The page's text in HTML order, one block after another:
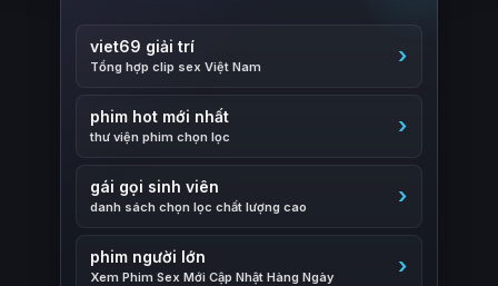
viet69 giải trí
Tổng hợp clip sex Việt Nam
phim hot mới nhất
thư viện phim chọn lọc
gái gọi sinh viên
danh sách chọn lọc chất lượng cao
phim người lớn
Xem Phim Sex Mới Cập Nhật Hàng Ngày